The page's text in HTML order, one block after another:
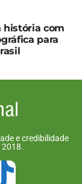
começo
história com
para
e credibilidade
2018.